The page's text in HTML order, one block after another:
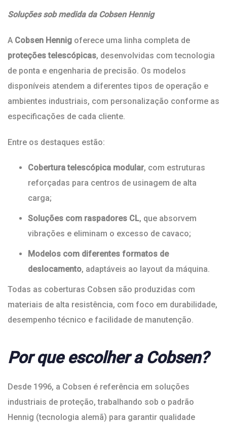
Soluções sob medida da Cobsen Hennig
A Cobsen Hennig oferece uma linha completa de
proteções telescópicas, desenvolvidas com tecnologia
de ponta e engenharia de precisão. Os modelos
disponíveis atendem a diferentes tipos de operação e
ambientes industriais, com personalização conforme as
especificações de cada cliente.
Entre os destaques estão:
Cobertura telescópica modular, com estruturas
reforçadas para centros de usinagem de alta
carga;
Soluções com raspadores CL, que absorvem
vibrações e eliminam o excesso de cavaco;
Modelos com diferentes formatos de
deslocamento, adaptáveis ao layout da máquina.
Todas as coberturas Cobsen são produzidas com
materiais de alta resistência, com foco em durabilidade,
desempenho técnico e facilidade de manutenção.
Por que escolher a Cobsen?
Desde 1996, a Cobsen é referência em soluções
industriais de proteção, trabalhando sob o padrão
Hennig (tecnologia alemã) para garantir qualidade